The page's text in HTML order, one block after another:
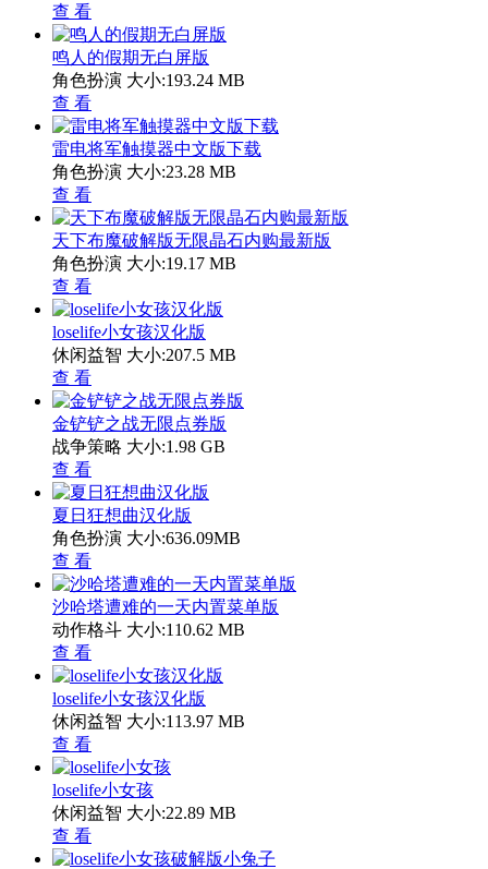
查 看
鸣人的假期无白屏版
角色扮演 大小:193.24 MB
查 看
雷电将军触摸器中文版下载
角色扮演 大小:23.28 MB
查 看
天下布魔破解版无限晶石内购最新版
角色扮演 大小:19.17 MB
查 看
loselife小女孩汉化版
休闲益智 大小:207.5 MB
查 看
金铲铲之战无限点券版
战争策略 大小:1.98 GB
查 看
夏日狂想曲汉化版
角色扮演 大小:636.09MB
查 看
沙哈塔遭难的一天内置菜单版
动作格斗 大小:110.62 MB
查 看
loselife小女孩汉化版
休闲益智 大小:113.97 MB
查 看
loselife小女孩
休闲益智 大小:22.89 MB
查 看